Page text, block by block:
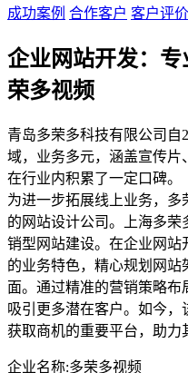
成功案例 合作客户 客户评价
企业网站开发：
荣多视频
青岛多荣多科技有限公司自
域，业务多元，涵盖宣传片
在行业内积累了一定口碑。
为进一步拓展线上业务，
的网站设计公司。上海多
销型网站建设。在企业网站
的业务特色，精心规划网
面。通过精准的营销策略布
吸引更多潜在客户。如今，
获取商机的重要平台，助力
企业名称:多荣多视频